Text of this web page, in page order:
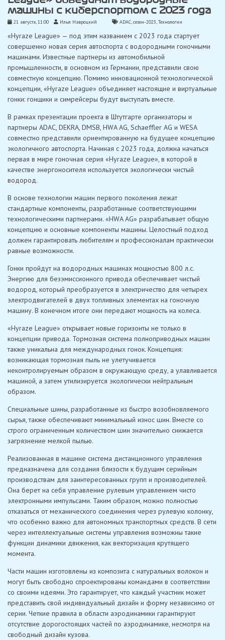
машины с киберспортом с 2023 года
21 августа, 11:00 Илья Навроцкий ADAC,сезон-2023,Технологии
«Hyraze League» — под этим названием с 2023 года стартует
совершенно новая серия автоспорта с водородными гоночными
машинами. Известные партнеры из автомобильной
промышленности, в основном из Германии, представили свою
совместную концепцию. Помимо инновационной технологической
концепции, «Hyraze League» объединяет настоящие и виртуальные
гонки: гонщики и симрейсеры будут выступать вместе.
В рамках презентации проекта в Штутгарте организаторы и
партнеры ADAC, DEKRA, DMSB, HWA AG, Schaeffler AG и WESA
совместно представили ориентированную на будущее концепцию
экологичного автоспорта. Начиная с 2023 года, должна начаться
первая в мире гоночная серия «Hyraze League», в которой в
качестве энергоносителя используется экологически чистый
водород.
В основе технологии машин первого поколения лежат
стандартные компоненты, разработанные соответствующими
технологическими партнерами. «HWA AG» разрабатывает общую
концепцию и основные компоненты машины. Целостный подход
должен гарантировать любителям и профессионалам практически
равные возможности.
Гонки пройдут на водородных машинах мощностью 800 л.с.
Энергию для безэмиссионного привода обеспечивает чистый
водород, который преобразуется в электричество для четырех
электродвигателей в двух топливных элементах на гоночную
машину. В конечном итоге они передают мощность на колеса.
«Hyraze League» открывает новые горизонты не только в
концепции привода. Тормозная система полноприводных машин
также уникальна для международных гонок. Концепция:
возникающая тормозная пыль не улетучивается
неконтролируемым образом в окружающую среду, а улавливается
машиной, а затем утилизируется экологически нейтральным
образом.
Специальные шины, разработанные из быстро возобновляемого
сырья, также обеспечивают минимальный износ шин. Вместе со
строго ограниченным количеством шин значительно снижается
загрязнение мелкой пылью.
Реализованная в машине система дистанционного управления
предназначена для создания близости к будущим серийным
производствам для заинтересованных групп и производителей.
Она берет на себя управление рулевым управлением чисто
электронными импульсами. Таким образом, можно полностью
отказаться от механического соединения через рулевую колонку,
что особенно важно для автономных транспортных средств. В сети
через интеллектуальные системы управления возможны такие
функции динамики движения, как векторизация крутящего
момента.
Части машин изготовлены из композита с натуральных волокон и
могут быть свободно спроектированы командами в соответствии
со своими идеями. Это гарантирует, что каждый участник может
представить свой индивидуальный дизайн и форму независимо от
серии. Четкие правила в области аэродинамики гарантируют
отсутствие дорогостоящих частей по аэродинамике, несмотря на
свободный дизайн кузова.